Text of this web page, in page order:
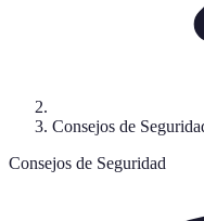
Consejos de
Consejos de Seguridad